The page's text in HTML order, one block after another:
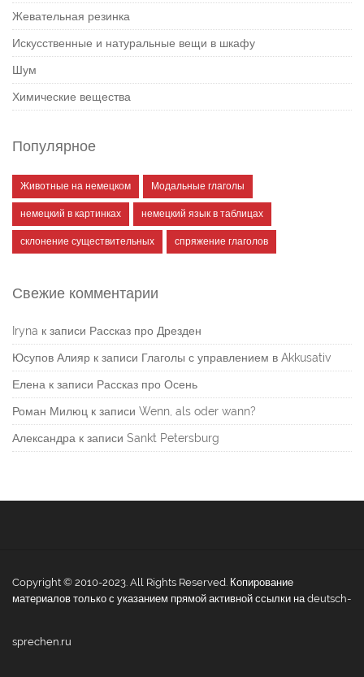
Жевательная резинка
Искусственные и натуральные вещи в шкафу
Шум
Химические вещества
Популярное
Животные на немецком Модальные глаголы
немецкий в картинках немецкий язык в таблицах
склонение существительных спряжение глаголов
Свежие комментарии
Iryna к записи Рассказ про Дрезден
Юсупов Алияр к записи Глаголы с управлением в Akkusativ
Елена к записи Рассказ про Осень
Роман Милюц к записи Wenn, als oder wann?
Александра к записи Sankt Petersburg
Copyright © 2010-2023. All Rights Reserved. Копирование
материалов только с указанием прямой активной ссылки на deutsch-
sprechen.ru